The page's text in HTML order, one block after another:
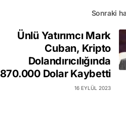
Sonraki
Ünlü Yatırımcı Mark
Cuban, Kripto
Dolandırıcılığında
870.000 Dolar Kaybetti
16 EYLÜL 2023